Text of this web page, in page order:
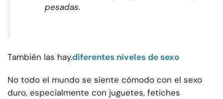
pesadas.
También las hay.diferentes niveles de sexo
No todo el mundo se siente cómodo con el sexo
duro, especialmente con juguetes, fetiches